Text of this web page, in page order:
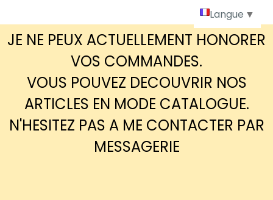
JE NE PEUX ACTUELLEMENT HONORER
VOS COMMANDES.
VOUS POUVEZ DECOUVRIR NOS
ARTICLES EN MODE CATALOGUE.
N'HESITEZ PAS A ME CONTACTER PAR
MESSAGERIE
Langue ▼